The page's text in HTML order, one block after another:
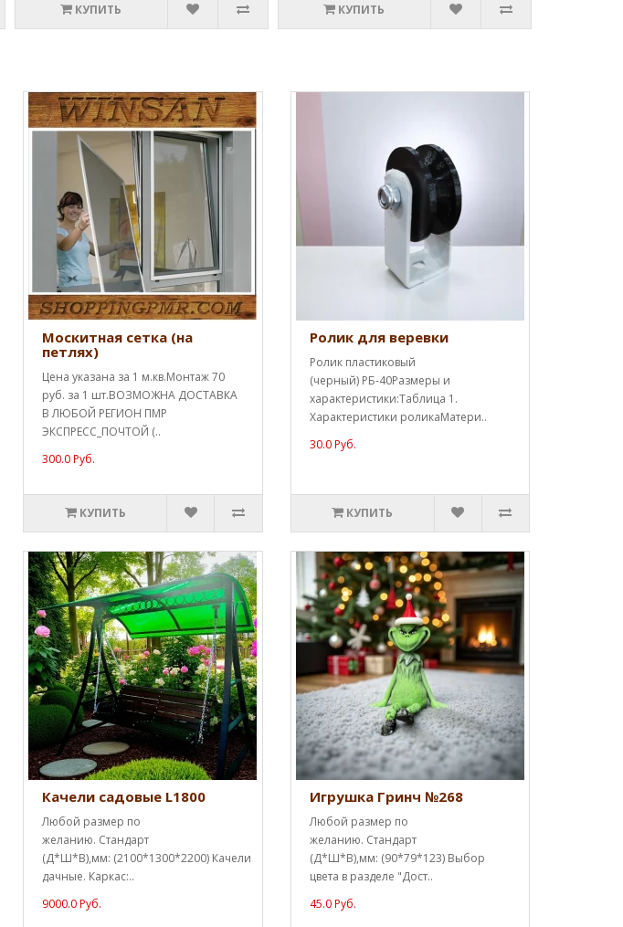
КУПИТЬ КУПИТЬ
Москитная сетка (на
петлях)
Цена указана за 1 м.кв.Монтаж 70
руб. за 1 шт.ВОЗМОЖНА ДОСТАВКА
В ЛЮБОЙ РЕГИОН ПМР
ЭКСПРЕСС_ПОЧТОЙ (..
300.0 Руб.
КУПИТЬ
Ролик для веревки
Ролик пластиковый
(черный) РБ-40Размеры и
характеристики:Таблица 1.
Характеристики роликаМатери..
30.0 Руб.
КУПИТЬ
Качели садовые L1800
Любой размер по
желанию. Стандарт
(Д*Ш*В),мм: (2100*1300*2200) Качели
дачные. Каркас:..
9000.0 Руб.
Игрушка Гринч №268
Любой размер по
желанию. Стандарт
(Д*Ш*В),мм: (90*79*123) Выбор
цвета в разделе "Дост..
45.0 Руб.